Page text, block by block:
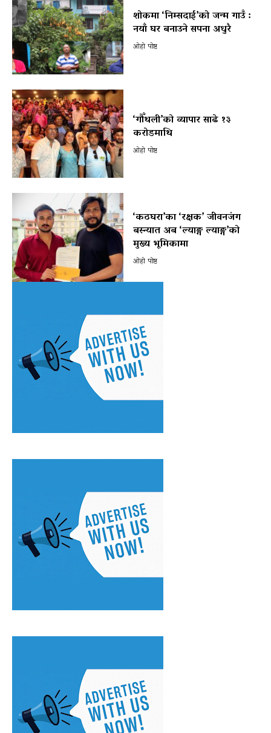
शोकमा ‘निम्सदाई’को जन्म गाउँ :
नयाँ घर बनाउने सपना अधुरै
ओहो पोष्ट
‘गौँथली’को व्यापार साढे १३
करोडमाथि
ओहो पोष्ट
‘कठघरा’का ‘रक्षक’ जीवनजंग
बस्न्यात अब ‘ल्याङ्ग ल्याङ्ग’को
मुख्य भूमिकामा
ओहो पोष्ट